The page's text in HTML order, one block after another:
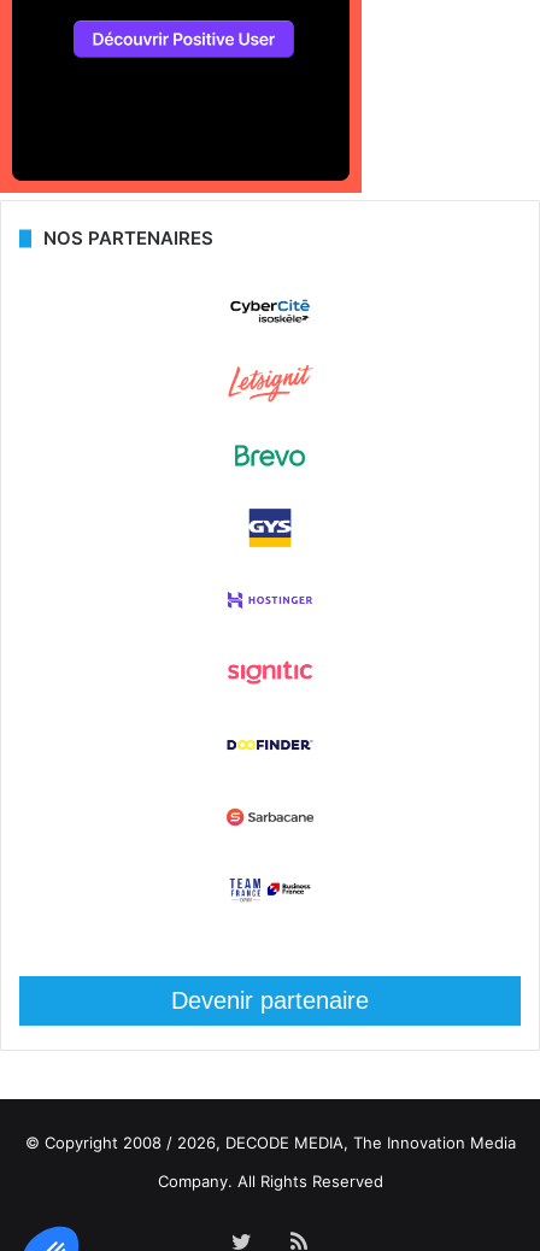
NOS PARTENAIRES
Devenir partenaire
© Copyright 2008 / 2026, DECODE MEDIA, The Innovation Media
Company. All Rights Reserved
TwitterRSS